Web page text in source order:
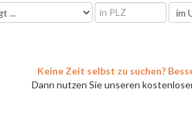
Keine Zeit selbst zu suchen?
Dann nutzen Sie unseren